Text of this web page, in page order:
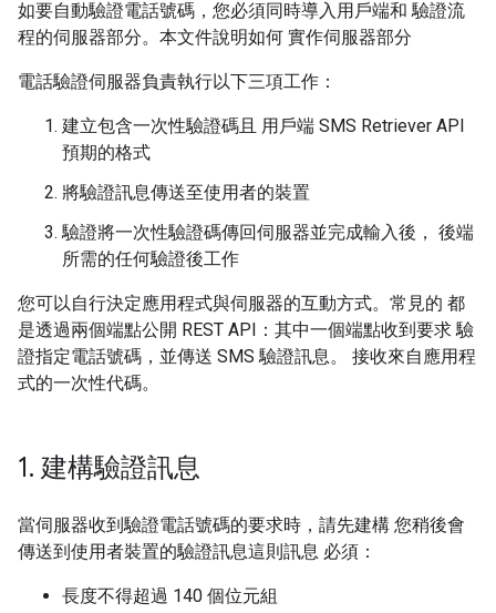
如要自動驗證電話號碼，您必須同時導入用戶端和 驗證流
程的伺服器部分。本文件說明如何 實作伺服器部分
電話驗證伺服器負責執行以下三項工作：
建立包含一次性驗證碼且 用戶端 SMS Retriever API
預期的格式
將驗證訊息傳送至使用者的裝置
驗證將一次性驗證碼傳回伺服器並完成輸入後， 後端
所需的任何驗證後工作
您可以自行決定應用程式與伺服器的互動方式。常見的 都
是透過兩個端點公開 REST API：其中一個端點收到要求 驗
證指定電話號碼，並傳送 SMS 驗證訊息。 接收來自應用程
式的一次性代碼。
1. 建構驗證訊息
當伺服器收到驗證電話號碼的要求時，請先建構 您稍後會
傳送到使用者裝置的驗證訊息這則訊息 必須：
長度不得超過 140 個位元組